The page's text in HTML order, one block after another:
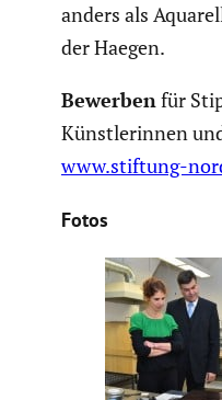
anders als
der Haegen.
Bewerbenfür
Künst­le­rinnen
www.stiftung-
Fotos